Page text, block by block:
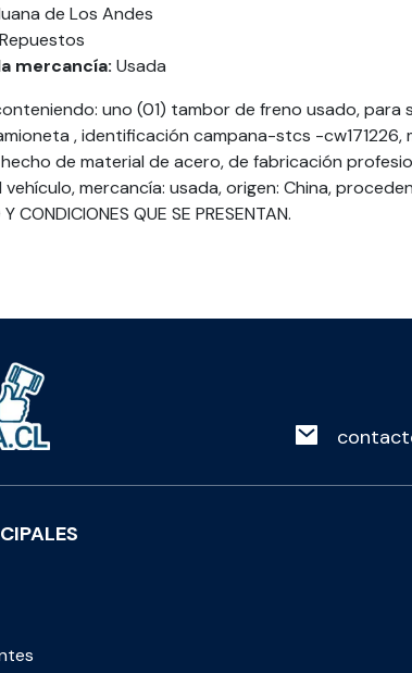
de Los Andes
Repuestos
mercancía: Usada
uno (01) tambor de freno usado, para
, identificación campana-stcs -cw171226,
de material de acero, de fabricación
mercancía: usada, origen: China,
CONDICIONES QUE SE PRESENTAN.